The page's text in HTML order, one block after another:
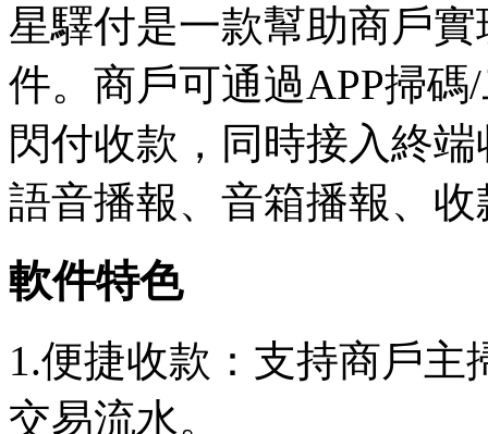
星驛付是一款幫助商戶
件。商戶可通過APP掃
閃付收款，同時接入終
語音播報、音箱播報、
軟件特色
1.便捷收款：支持商戶
交易流水。